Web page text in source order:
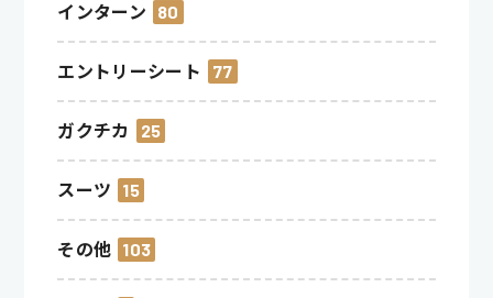
インターン 80
エントリーシート 77
ガクチカ 25
スーツ 15
その他 103